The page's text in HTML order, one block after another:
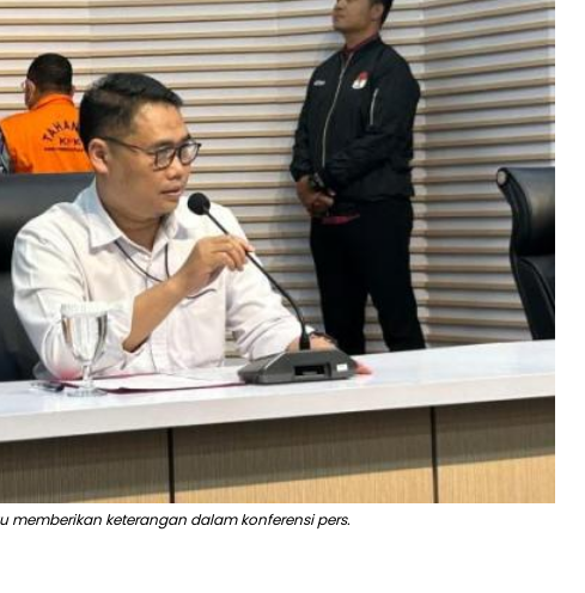
memberikan keterangan dalam konferensi pers.